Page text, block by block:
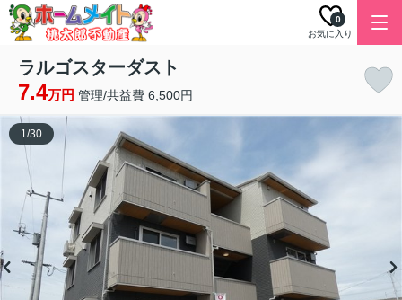
お気に入り
0
ラルゴスターダスト
7.4万円 管理/共益費 6,500円
1/30